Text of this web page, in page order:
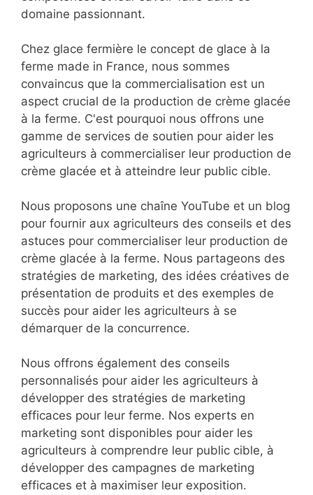
domaine passionnant.
Chez glace fermière le concept de glace à la
ferme made in France, nous sommes
convaincus que la commercialisation est un
aspect crucial de la production de crème glacée
à la ferme. C'est pourquoi nous offrons une
gamme de services de soutien pour aider les
agriculteurs à commercialiser leur production de
crème glacée et à atteindre leur public cible.
Nous proposons une chaîne YouTube et un blog
pour fournir aux agriculteurs des conseils et des
astuces pour commercialiser leur production de
crème glacée à la ferme. Nous partageons des
stratégies de marketing, des idées créatives de
présentation de produits et des exemples de
succès pour aider les agriculteurs à se
démarquer de la concurrence.
Nous offrons également des conseils
personnalisés pour aider les agriculteurs à
développer des stratégies de marketing
efficaces pour leur ferme. Nos experts en
marketing sont disponibles pour aider les
agriculteurs à comprendre leur public cible, à
développer des campagnes de marketing
efficaces et à maximiser leur exposition.